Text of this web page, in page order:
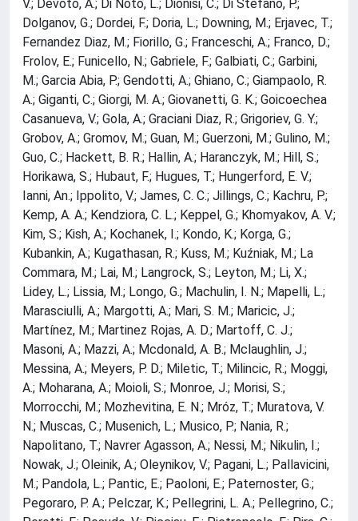
V.; Devoto, A.; Di Noto, L.; Dionisi, C.; Di Stefano, P.;
Dolganov, G.; Dordei, F.; Doria, L.; Downing, M.; Erjavec, T.;
Fernandez Diaz, M.; Fiorillo, G.; Franceschi, A.; Franco, D.;
Frolov, E.; Funicello, N.; Gabriele, F.; Galbiati, C.; Garbini,
M.; Garcia Abia, P.; Gendotti, A.; Ghiano, C.; Giampaolo, R.
A.; Giganti, C.; Giorgi, M. A.; Giovanetti, G. K.; Goicoechea
Casanueva, V.; Gola, A.; Graciani Diaz, R.; Grigoriev, G. Y.;
Grobov, A.; Gromov, M.; Guan, M.; Guerzoni, M.; Gulino, M.;
Guo, C.; Hackett, B. R.; Hallin, A.; Haranczyk, M.; Hill, S.;
Horikawa, S.; Hubaut, F.; Hugues, T.; Hungerford, E. V.;
Ianni, An.; Ippolito, V.; James, C. C.; Jillings, C.; Kachru, P.;
Kemp, A. A.; Kendziora, C. L.; Keppel, G.; Khomyakov, A. V.;
Kim, S.; Kish, A.; Kochanek, I.; Kondo, K.; Korga, G.;
Kubankin, A.; Kugathasan, R.; Kuss, M.; Kuźniak, M.; La
Commara, M.; Lai, M.; Langrock, S.; Leyton, M.; Li, X.;
Lidey, L.; Lissia, M.; Longo, G.; Machulin, I. N.; Mapelli, L.;
Marasciulli, A.; Margotti, A.; Mari, S. M.; Maricic, J.;
Martínez, M.; Martinez Rojas, A. D.; Martoff, C. J.;
Masoni, A.; Mazzi, A.; Mcdonald, A. B.; Mclaughlin, J.;
Messina, A.; Meyers, P. D.; Miletic, T.; Milincic, R.; Moggi,
A.; Moharana, A.; Moioli, S.; Monroe, J.; Morisi, S.;
Morrocchi, M.; Mozhevitina, E. N.; Mróz, T.; Muratova, V.
N.; Muscas, C.; Musenich, L.; Musico, P.; Nania, R.;
Napolitano, T.; Navrer Agasson, A.; Nessi, M.; Nikulin, I.;
Nowak, J.; Oleinik, A.; Oleynikov, V.; Pagani, L.; Pallavicini,
M.; Pandola, L.; Pantic, E.; Paoloni, E.; Paternoster, G.;
Pegoraro, P. A.; Pelczar, K.; Pellegrini, L. A.; Pellegrino, C.;